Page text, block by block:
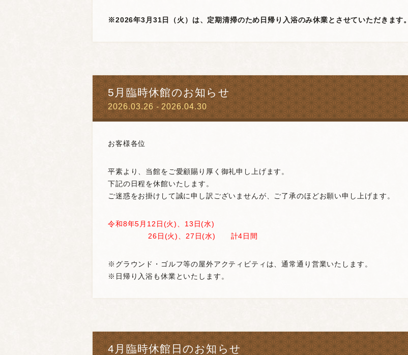
※2026年3月31日（火）は、定期清掃のため日帰り入浴のみ休業とさせていただきます。
5月臨時休館のお知らせ
2026.03.26 - 2026.04.30
お客様各位
平素より、当館をご愛顧賜り厚く御礼申し上げます。
下記の日程を休館いたします。
ご迷惑をお掛けして誠に申し訳ございませんが、ご了承のほどお願い申し上げます。
令和8年5月12日(火)、13日(水)
26日(火)、27日(水) 計4日間
※グラウンド・ゴルフ等の屋外アクティビティは、通常通り営業いたします。
※日帰り入浴も休業といたします。
4月臨時休館日のお知らせ